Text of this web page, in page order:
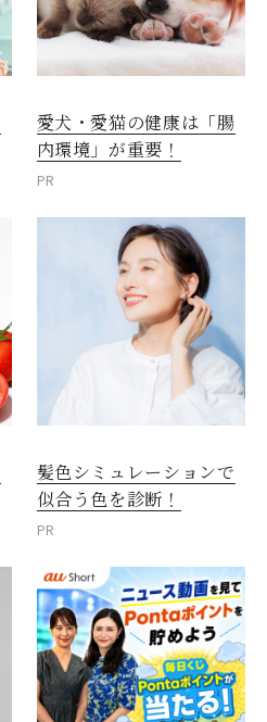
愛犬・愛猫の健康は「腸
内環境」が重要！
PR
髪色シミュレーションで
似合う色を診断！
PR